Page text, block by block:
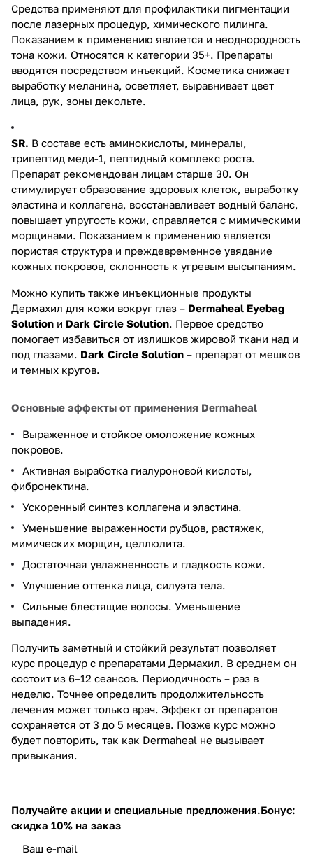
Средства применяют для профилактики пигментации
после лазерных процедур, химического пилинга.
Показанием к применению является и неоднородность
тона кожи. Относятся к категории 35+. Препараты
вводятся посредством инъекций. Косметика снижает
выработку меланина, осветляет, выравнивает цвет
лица, рук, зоны декольте.
SR. В составе есть аминокислоты, минералы,
трипептид меди-1, пептидный комплекс роста.
Препарат рекомендован лицам старше 30. Он
стимулирует образование здоровых клеток, выработку
эластина и коллагена, восстанавливает водный баланс,
повышает упругость кожи, справляется с мимическими
морщинами. Показанием к применению является
пористая структура и преждевременное увядание
кожных покровов, склонность к угревым высыпаниям.
Можно купить также инъекционные продукты
Дермахил для кожи вокруг глаз – Dermaheal Eyebag
Solution и Dark Circle Solution. Первое средство
помогает избавиться от излишков жировой ткани над и
под глазами. Dark Circle Solution – препарат от мешков
и темных кругов.
Основные эффекты от применения Dermaheal
Выраженное и стойкое омоложение кожных
покровов.
Активная выработка гиалуроновой кислоты,
фибронектина.
Ускоренный синтез коллагена и эластина.
Уменьшение выраженности рубцов, растяжек,
мимических морщин, целлюлита.
Достаточная увлажненность и гладкость кожи.
Улучшение оттенка лица, силуэта тела.
Сильные блестящие волосы. Уменьшение
выпадения.
Получить заметный и стойкий результат позволяет
курс процедур с препаратами Дермахил. В среднем он
состоит из 6–12 сеансов. Периодичность – раз в
неделю. Точнее определить продолжительность
лечения может только врач. Эффект от препаратов
сохраняется от 3 до 5 месяцев. Позже курс можно
будет повторить, так как Dermaheal не вызывает
привыкания.
Получайте акции и специальные предложения.Бонус:
скидка 10% на заказ